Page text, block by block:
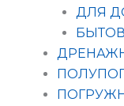
ДЛЯ